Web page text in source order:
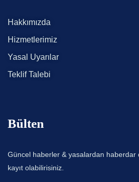
Hakkımızda
Hizmetlerimiz
Yasal Uyarılar
Teklif Talebi
Bülten
Güncel haberler & yasalardan haberdar
kayıt olabilirisiniz.